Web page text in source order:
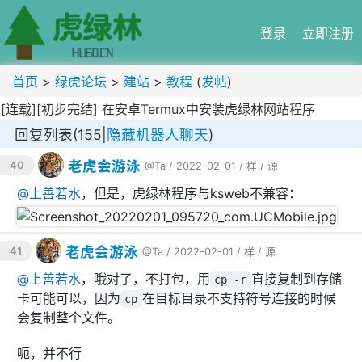
登录 立即注册
首页 > 绿虎论坛 > 建站 > 教程 (发帖)
[连载][初步完结] 在安卓Termux中安装虎绿林网站程序
回复列表(155| 隐藏机器人聊天)
40 老虎会游泳 @Ta / 2022-02-01 / 样 / 源
@上善若水，但是，虎绿林程序与ksweb不兼容：
41 老虎会游泳 @Ta / 2022-02-01 / 样 / 源
@上善若水，哦对了，不打包，用 cp -r 直接复制到存储
卡可能可以，因为 cp 在目标目录不支持符号连接的时候
会复制整个文件。
呃，并不行